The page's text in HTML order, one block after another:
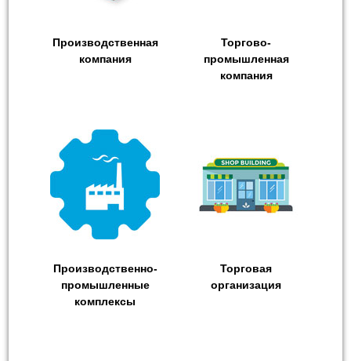
Производственная
компания
Торгово-
промышленная
компания
Производственно-
промышленные
комплексы
Торговая
организация